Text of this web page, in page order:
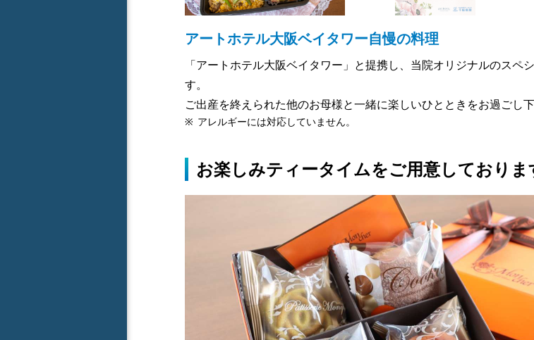
アートホテル大阪ベイタワー自慢の料理
「アートホテル大阪ベイタワー」と提携し、当院オリジナルのスペ
す。
ご出産を終えられた他のお母様と一緒に楽しいひとときをお過ごし下
※ アレルギーには対応していません。
お楽しみティータイムをご用意しておりま